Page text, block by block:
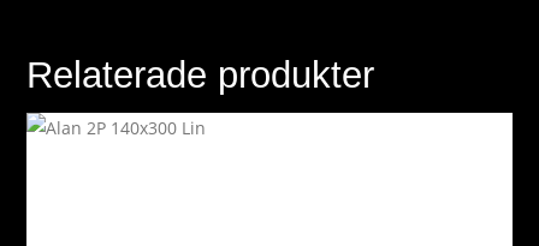
Relaterade produkter